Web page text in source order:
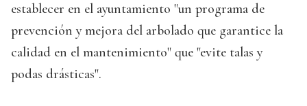
establecer en el ayuntamiento "un programa de
prevención y mejora del arbolado que garantice la
calidad en el mantenimiento" que "evite talas y
podas drásticas".